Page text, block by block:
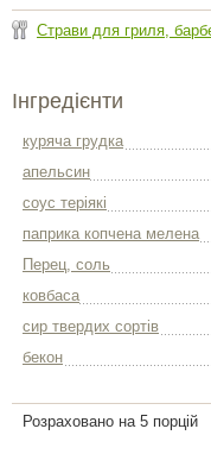
Страви для гриля,
Інгредієнти
куряча грудка
апельсин
соус теріякі
паприка копчена мелена
Перец, соль
ковбаса
сир твердих сортів
бекон
Розраховано на 5 порцій